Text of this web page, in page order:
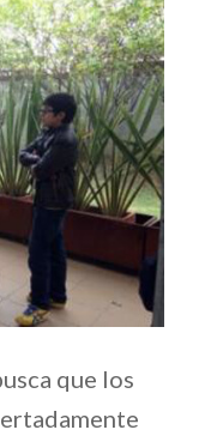
que los